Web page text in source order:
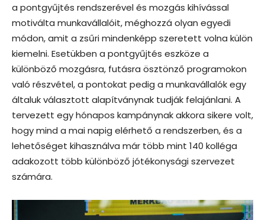
a pontgyűjtés rendszerével és mozgás kihívással
motiválta munkavállalóit, méghozzá olyan egyedi
módon, amit a zsűri mindenképp szeretett volna külön
kiemelni. Esetükben a pontgyűjtés eszköze a
különböző mozgásra, futásra ösztönző programokon
való részvétel, a pontokat pedig a munkavállalók egy
általuk választott alapítványnak tudják felajánlani. A
tervezett egy hónapos kampánynak akkora sikere volt,
hogy mind a mai napig elérhető a rendszerben, és a
lehetőséget kihasználva már több mint 140 kolléga
adakozott több különböző jótékonysági szervezet
számára.